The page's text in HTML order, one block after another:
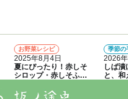
2
お野菜レシピ
2025年8月4日
夏にぴったり！赤しそ
シロップ・赤しそふり
3
季節の
2026
しば
と、和